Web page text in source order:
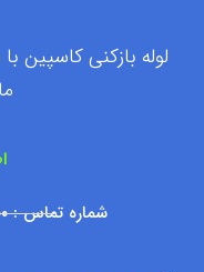
شماره تماس : ۰۹۱۲۷۶۰۹۵۰۰ آقای بهروز رجبی